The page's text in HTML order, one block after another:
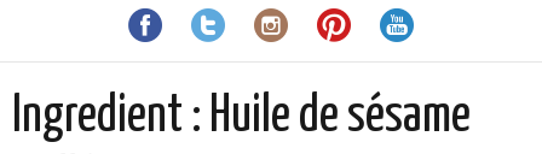
Ingredient : Huile de sésame